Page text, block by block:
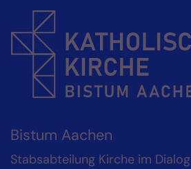
Bistum Aachen
Stabsabteilung Kirche im Dialog